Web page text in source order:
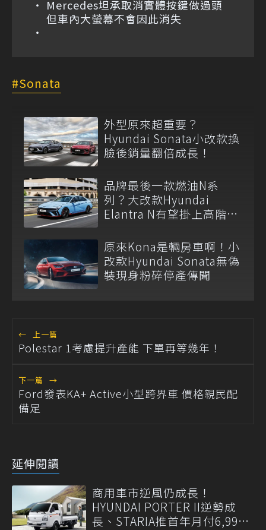
Mercedes坦承取消實體按鍵做過頭
但車內大螢幕不會因此消失
Sonata
外型原來超重要？
Hyundai Sonata小改款換
臉後銷量翻倍成長！
品牌最後一款燃油N系
列？大改款Hyundai
Elantra N有望掛上高階
原來Kona是輛房車啊！小
改款Hyundai Sonata無偽
裝現身粉碎停產傳聞
← 上一篇
Polestar 1考慮提升產能 下單再等幾年！
下一篇 →
Ford發表KA+ Active小型跨界車 價格親民配
備足
延伸閱讀
商用車市逆風仍成長！
HYUNDAI PORTER II逆勢成
長、STARIA推首年月付6,999